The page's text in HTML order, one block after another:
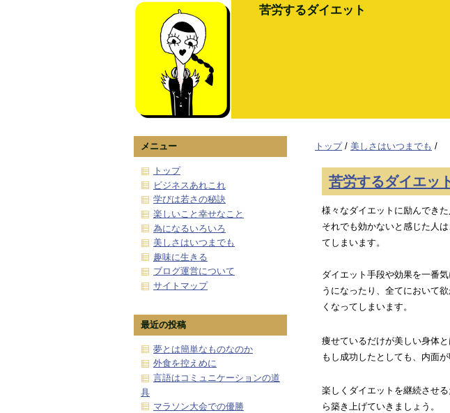
苦労するダイエット
トップ/ 美しさはいつまでも /
苦労するダイエッ
様々なダイエットに励んでき
それでも効かないと感じた人
てしまいます。
ダイエット手段や効果を一番
うになったり、全てにおいて
くなってしまいます。
痩せているだけが美しい身体と
もし成功したとしても、内面
楽しくダイエットを継続させ
ら築き上げていきましょう。
メニュー
トップ
ビジネスあれこれ
学びは若さの秘訣
楽しいこと幸せなこと
為になるいろいろ
美しさはいつまでも
趣味に生きる
ブログ運営について
サイトマップ
最近の投稿
夢とは簡単なものなのか
外食を控えめに
言語はコミュニケーションの道
具
マラソン大会での優勝